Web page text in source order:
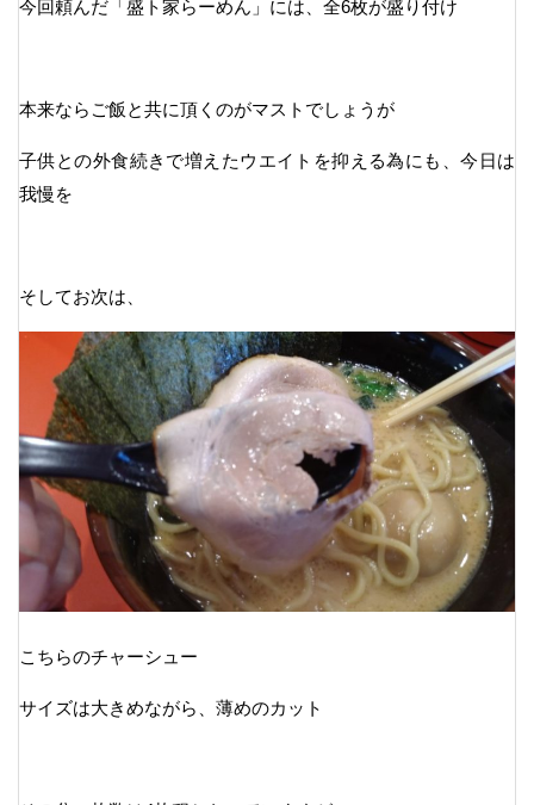
今回頼んだ「盛ト家らーめん」には、全6枚が盛り付け
本来ならご飯と共に頂くのがマストでしょうが
子供との外食続きで増えたウエイトを抑える為にも、今日は
我慢を
そしてお次は、
こちらのチャーシュー
サイズは大きめながら、薄めのカット